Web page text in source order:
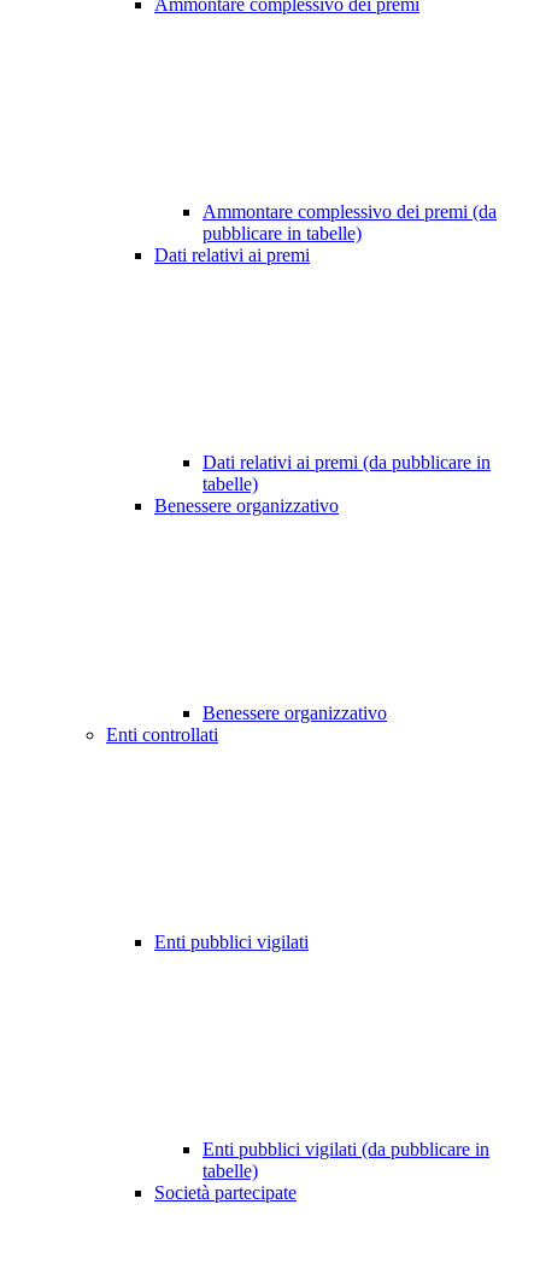
Ammontare complessivo dei premi
Ammontare complessivo dei premi (da
pubblicare in tabelle)
Dati relativi ai premi
Dati relativi ai premi (da pubblicare in
tabelle)
Benessere organizzativo
Benessere organizzativo
Enti controllati
Enti pubblici vigilati
Enti pubblici vigilati (da pubblicare in
tabelle)
Società partecipate